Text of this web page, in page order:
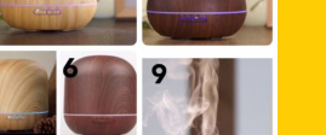
Suspendisse at ultrices dui.
Curabitur ac felis arcu sadips
ipsums fugiats nemis.
,Theme Fusion